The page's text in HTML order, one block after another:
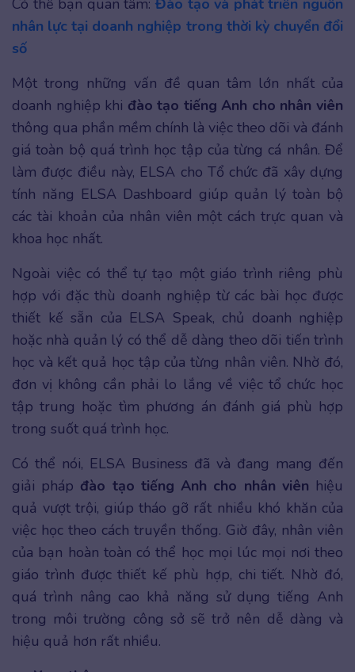
Có thể bạn quan tâm: Đào tạo và phát triển nguồn
nhân lực tại doanh nghiệp trong thời kỳ chuyển đổi
số
Một trong những vấn đề quan tâm lớn nhất của
doanh nghiệp khi đào tạo tiếng Anh cho nhân viên
thông qua phần mềm chính là việc theo dõi và đánh
giá toàn bộ quá trình học tập của từng cá nhân. Để
làm được điều này, ELSA cho Tổ chức đã xây dựng
tính năng ELSA Dashboard giúp quản lý toàn bộ
các tài khoản của nhân viên một cách trực quan và
khoa học nhất.
Ngoài việc có thể tự tạo một giáo trình riêng phù
hợp với đặc thù doanh nghiệp từ các bài học được
thiết kế sẵn của ELSA Speak, chủ doanh nghiệp
hoặc nhà quản lý có thể dễ dàng theo dõi tiến trình
học và kết quả học tập của từng nhân viên. Nhờ đó,
đơn vị không cần phải lo lắng về việc tổ chức học
tập trung hoặc tìm phương án đánh giá phù hợp
trong suốt quá trình học.
Có thể nói, ELSA Business đã và đang mang đến
giải pháp đào tạo tiếng Anh cho nhân viên hiệu
quả vượt trội, giúp tháo gỡ rất nhiều khó khăn của
việc học theo cách truyền thống. Giờ đây, nhân viên
của bạn hoàn toàn có thể học mọi lúc mọi nơi theo
giáo trình được thiết kế phù hợp, chi tiết. Nhờ đó,
quá trình nâng cao khả năng sử dụng tiếng Anh
trong môi trường công sở sẽ trở nên dễ dàng và
hiệu quả hơn rất nhiều.